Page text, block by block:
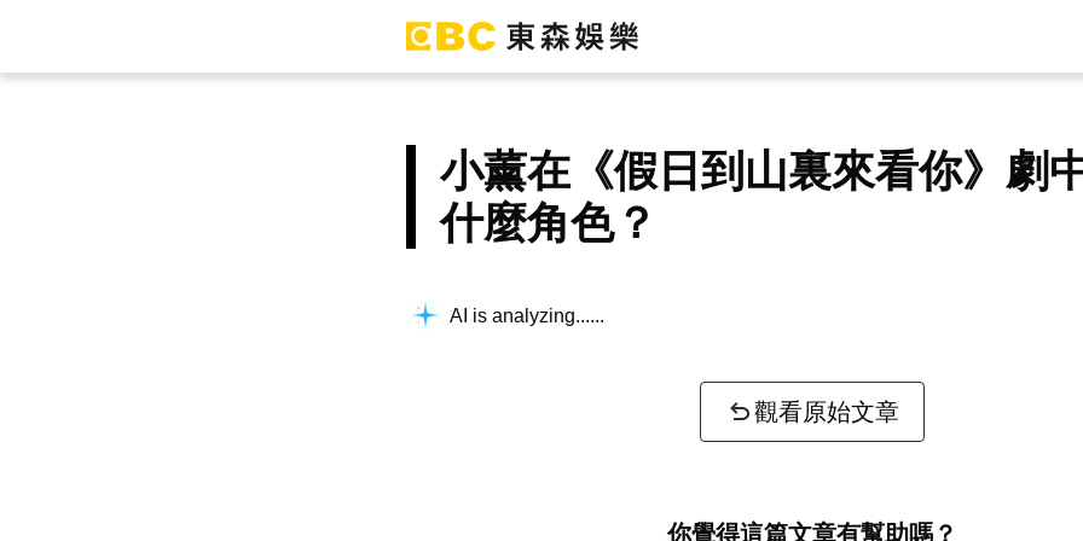
小薰在《假日到山裏來看你》劇
什麼角色？
AI is analyzing...
觀看原始文章
你覺得這篇文章有幫助嗎？